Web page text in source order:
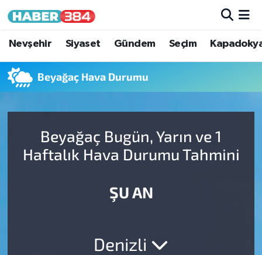
Nevşehir Siyaset Gündem Seçim
Beyağaç Hava Durumu
Beyağaç Bugün, Yarın ve 1
Haftalık Hava Durumu Tahmini
ŞU AN
Denizli
Nöbetçi Eczaneler
Hava Durumu
Süper Lig Puan Durumu ve Fikstür
Tüm Manşetler
Son Dakika Haberleri